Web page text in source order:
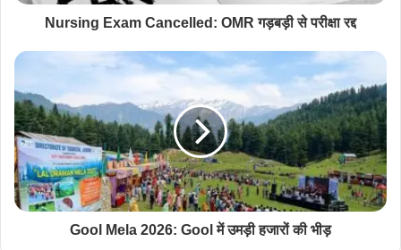
Nursing Exam Cancelled: OMR गड़बड़ी से परीक्षा रद्द
Gool Mela 2026: Gool में उमड़ी हजारों की भीड़